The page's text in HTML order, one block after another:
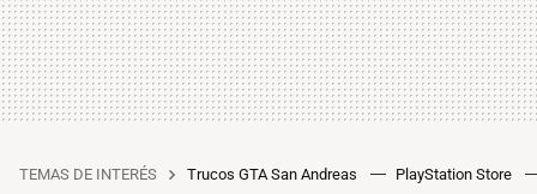
TEMAS DE INTERÉS Trucos GTA San Andreas PlayStation Store